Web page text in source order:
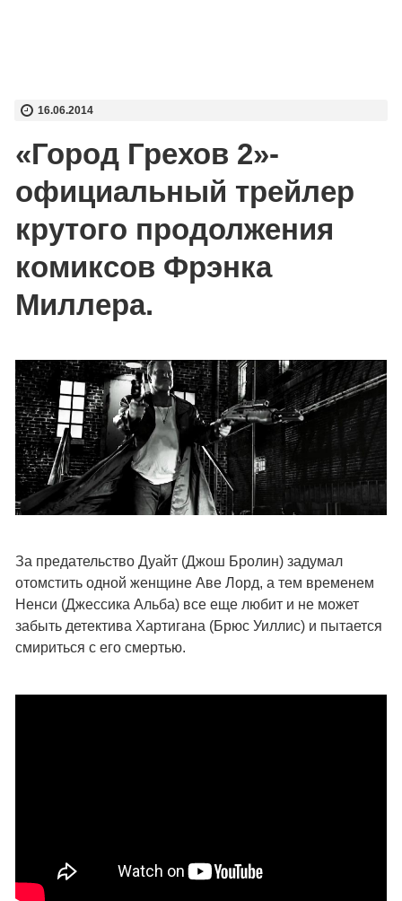
16.06.2014
«Город Грехов 2»-
официальный трейлер
крутого продолжения
комиксов Фрэнка
Миллера.
За предательство Дуайт (Джош Бролин) задумал
отомстить одной женщине Аве Лорд, а тем временем
Ненси (Джессика Альба) все еще любит и не может
забыть детектива Хартигана (Брюс Уиллис) и пытается
смириться с его смертью.